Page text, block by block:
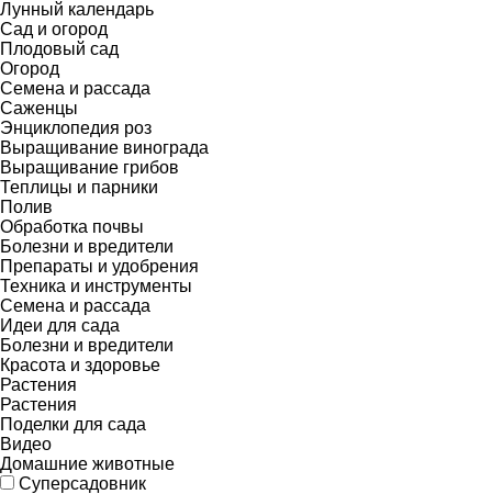
Лунный календарь
Сад и огород
Плодовый сад
Огород
Семена и рассада
Саженцы
Энциклопедия роз
Выращивание винограда
Выращивание грибов
Теплицы и парники
Полив
Обработка почвы
Болезни и вредители
Препараты и удобрения
Техника и инструменты
Семена и рассада
Идеи для сада
Болезни и вредители
Красота и здоровье
Растения
Растения
Поделки для сада
Видео
Домашние животные
Суперсадовник